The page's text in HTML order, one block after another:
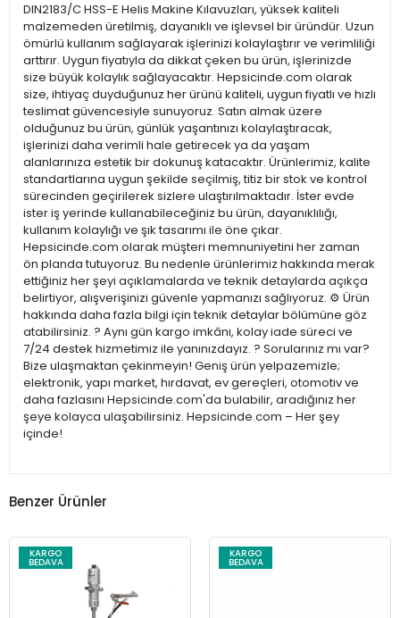
DIN2183/C HSS-E Helis Makine Kılavuzları, yüksek kaliteli
malzemeden üretilmiş, dayanıklı ve işlevsel bir üründür. Uzun
ömürlü kullanım sağlayarak işlerinizi kolaylaştırır ve verimliliği
arttırır. Uygun fiyatıyla da dikkat çeken bu ürün, işlerinizde
size büyük kolaylık sağlayacaktır. Hepsicinde.com olarak
size, ihtiyaç duyduğunuz her ürünü kaliteli, uygun fiyatlı ve hızlı
teslimat güvencesiyle sunuyoruz. Satın almak üzere
olduğunuz bu ürün, günlük yaşantınızı kolaylaştıracak,
işlerinizi daha verimli hale getirecek ya da yaşam
alanlarınıza estetik bir dokunuş katacaktır. Ürünlerimiz, kalite
standartlarına uygun şekilde seçilmiş, titiz bir stok ve kontrol
sürecinden geçirilerek sizlere ulaştırılmaktadır. İster evde
ister iş yerinde kullanabileceğiniz bu ürün, dayanıklılığı,
kullanım kolaylığı ve şık tasarımı ile öne çıkar.
Hepsicinde.com olarak müşteri memnuniyetini her zaman
ön planda tutuyoruz. Bu nedenle ürünlerimiz hakkında merak
ettiğiniz her şeyi açıklamalarda ve teknik detaylarda açıkça
belirtiyor, alışverişinizi güvenle yapmanızı sağlıyoruz. ⚙️ Ürün
hakkında daha fazla bilgi için teknik detaylar bölümüne göz
atabilirsiniz. ? Aynı gün kargo imkânı, kolay iade süreci ve
7/24 destek hizmetimiz ile yanınızdayız. ? Sorularınız mı var?
Bize ulaşmaktan çekinmeyin! Geniş ürün yelpazemizle;
elektronik, yapı market, hırdavat, ev gereçleri, otomotiv ve
daha fazlasını Hepsicinde.com'da bulabilir, aradığınız her
şeye kolayca ulaşabilirsiniz. Hepsicinde.com – Her şey
içinde!
Benzer Ürünler
KARGO
BEDAVA
KARGO
BEDAVA